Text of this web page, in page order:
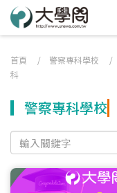
首頁 / 警察專科學校 /
科
警察專科學校